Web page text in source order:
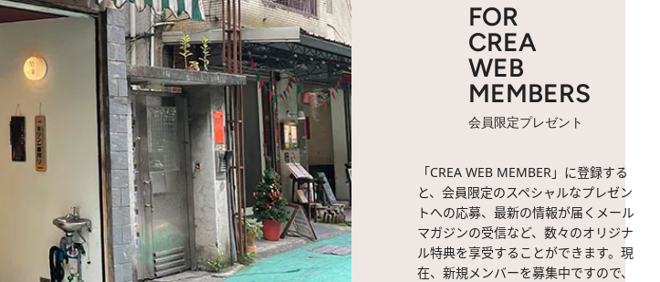
FOR
CREA
WEB
MEMBERS
会員限定プレゼント
「CREA WEB MEMBER」に登録する
と、会員限定のスペシャルなプレゼン
トへの応募、最新の情報が届くメール
マガジンの受信など、数々のオリジナ
ル特典を享受することができます。現
在、新規メンバーを募集中ですので、